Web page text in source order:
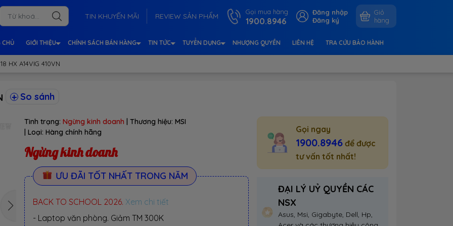
TIN KHUYẾN MÃI REVIEW SẢN PHẨM Gọi mua hàng
1900.8946
Đăng nhập
Đăng ký
Giỏ
hàng
CHỦ GIỚI THIỆU CHÍNH SÁCH BÁN HÀNG TIN TỨC TUYỂN DỤNG NHƯỢNG QUYỀN LIÊN HỆ TRA CỨU BẢO HÀNH
HX A14VIG 410VN
So sánh
Tình trạng: Ngừng kinh doanh | Thương hiệu: MSI
| Loại: Hàng chính hãng
Ngừng kinh doanh
ƯU ĐÃI TỐT NHẤT TRONG NĂM
BACK TO SCHOOL 2026. Xem chi tiết
- Laptop văn phòng. Giảm TM 300K
Gọi ngay
1900.8946 để được
tư vấn tốt nhất!
ĐẠI LÝ UỶ QUYỀN CÁC
NSX
Asus, Msi, Gigabyte, Dell, Hp,